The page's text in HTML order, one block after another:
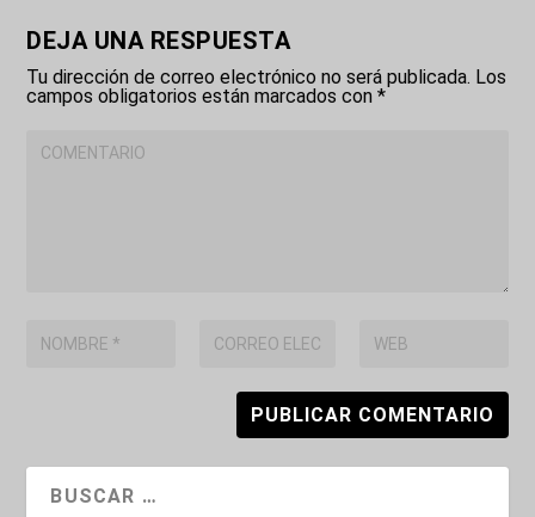
DEJA UNA RESPUESTA
Tu dirección de correo electrónico no será publicada. Los
campos obligatorios están marcados con*